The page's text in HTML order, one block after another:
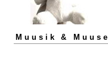
Muusik & Muuse